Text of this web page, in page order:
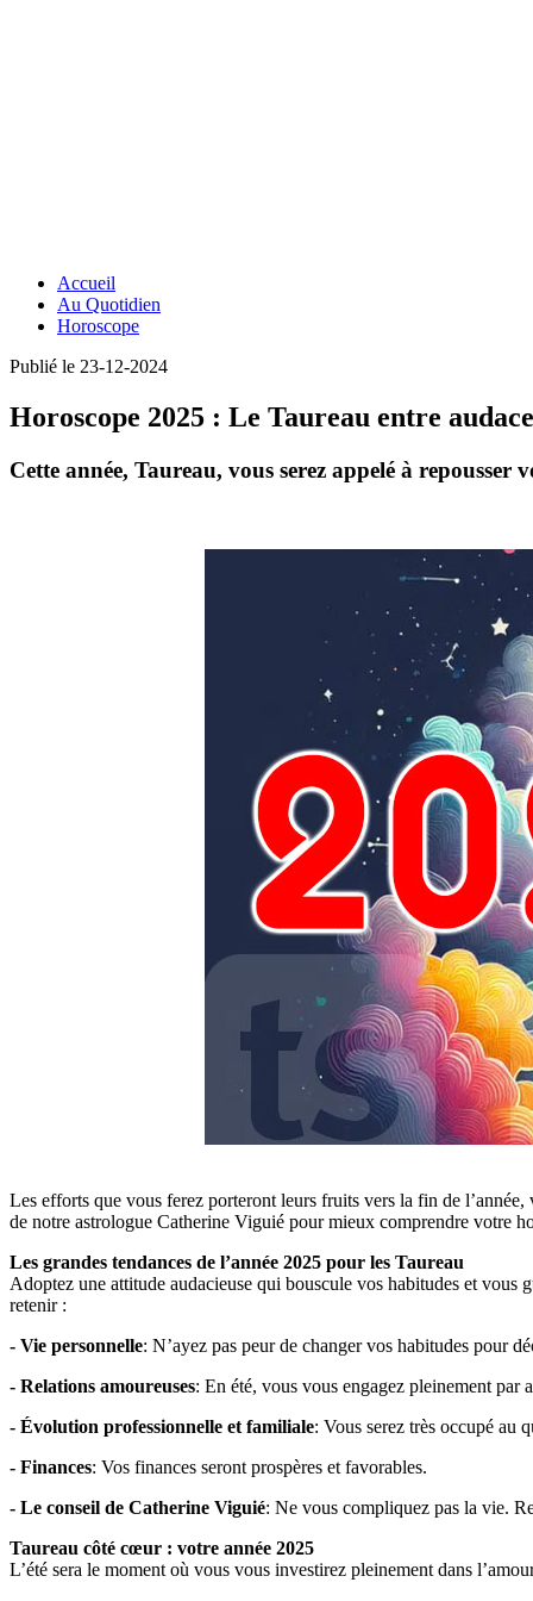
Accueil
Au Quotidien
Horoscope
Publié le 23-12-2024
Horoscope 2025 : Le Taureau entre
Cette année, Taureau, vous serez appelé à
Les efforts que vous ferez porteront leurs fruits vers la fin de
de notre astrologue Catherine Viguié pour mieux comprendre votre
Les grandes tendances de l’année 2025 pour les Taureau
Adoptez une attitude audacieuse qui bouscule vos habitudes et
retenir :
- Vie personnelle: N’ayez pas peur de changer vos habitudes pour
- Relations amoureuses: En été, vous vous engagez pleinement par
- Évolution professionnelle et familiale: Vous serez très occupé au
- Finances: Vos finances seront prospères et favorables.
- Le conseil de Catherine Viguié: Ne vous compliquez pas la vie.
Taureau côté cœur : votre année 2025
L’été sera le moment où vous vous investirez pleinement dans